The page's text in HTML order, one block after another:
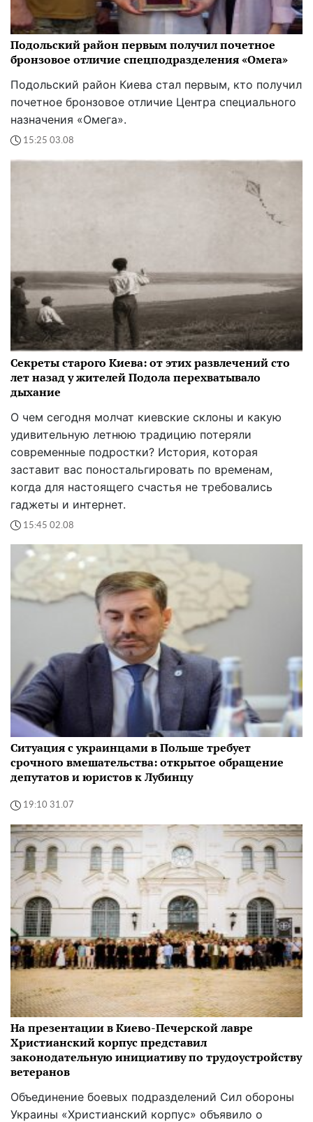
Подольский район первым получил почетное
бронзовое отличие спецподразделения «Омега»
Подольский район Киева стал первым, кто получил
почетное бронзовое отличие Центра специального
назначения «Омега».
15:25 03.08
Секреты старого Киева: от этих развлечений сто
лет назад у жителей Подола перехватывало
дыхание
О чем сегодня молчат киевские склоны и какую
удивительную летнюю традицию потеряли
современные подростки? История, которая
заставит вас поностальгировать по временам,
когда для настоящего счастья не требовались
гаджеты и интернет.
15:45 02.08
Ситуация с украинцами в Польше требует
срочного вмешательства: открытое обращение
депутатов и юристов к Лубинцу
19:10 31.07
На презентации в Киево-Печерской лавре
Христианский корпус представил
законодательную инициативу по трудоустройству
ветеранов
Объединение боевых подразделений Сил обороны
Украины «Христианский корпус» объявило о